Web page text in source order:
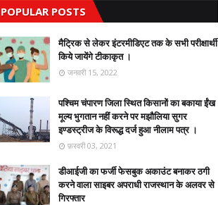
POPULAR POSTS
मैट्रिक से लेकर इंटरमीडिएट तक के सभी परीक्षार्थी
किये जायेंगे टीकाकृत ।
जनवरी 15, 2022
पश्चिम चंपारण जिला स्थित किसानों का बकाया ईंख
मूल्य भुगतान नहीं करने पर मझौलिया सुगर
इण्डस्ट्रीज के विरूद्ध दर्ज हुआ नीलाम पत्र ।
फ़रवरी 03, 2021
डीआईजी का फर्जी फेसबुक अकाउंट बनाकर ठगी
करने वाला साइबर अपराधी राजस्थान के अलवर से
गिरफ्तार